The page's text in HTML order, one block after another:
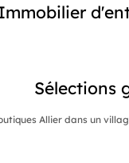
Sélections
Allier dans un